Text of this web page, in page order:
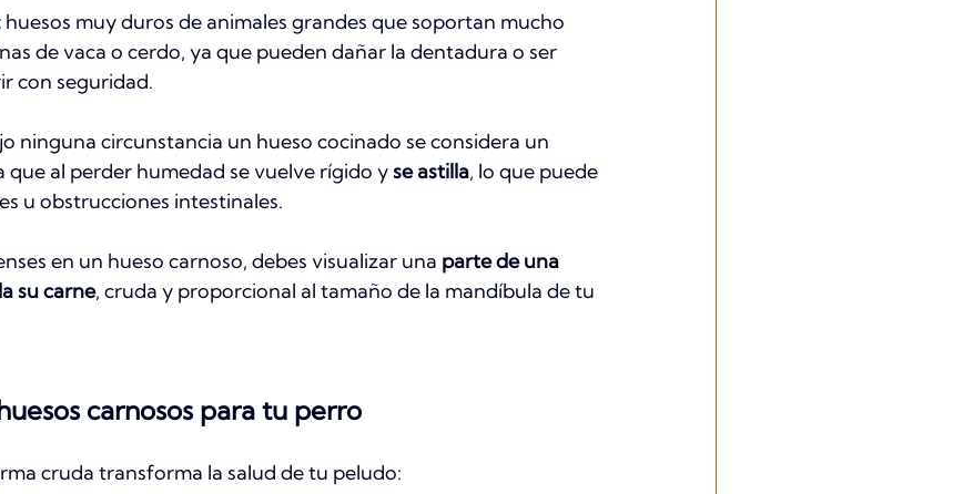
huesos muy duros de animales grandes que soportan mucho
de vaca o cerdo, ya que pueden dañar la dentadura o ser
con seguridad.
ninguna circunstancia un hueso cocinado se considera un
que al perder humedad se vuelve rígido y se astilla, lo que puede
u obstrucciones intestinales.
en un hueso carnoso, debes visualizar una parte de una
su carne, cruda y proporcional al tamaño de la mandíbula de tu
carnosos para tu perro
cruda transforma la salud de tu peludo: